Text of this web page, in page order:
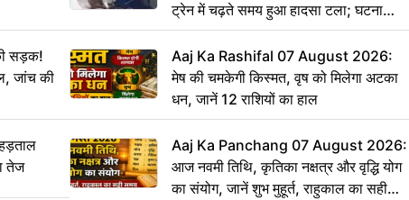
सड़क!
जांच की
तेज
ट्रेन में चढ़ते समय हुआ हादसा टला; घटना
CCTV में कैद
Aaj Ka Rashifal 07 August 2026:
मेष की चमकेगी किस्मत, वृष को मिलेगा अटका
धन, जानें 12 राशियों का हाल
Aaj Ka Panchang 07 August 2026:
आज नवमी तिथि, कृतिका नक्षत्र और वृद्धि योग
का संयोग, जानें शुभ मुहूर्त, राहुकाल का सही